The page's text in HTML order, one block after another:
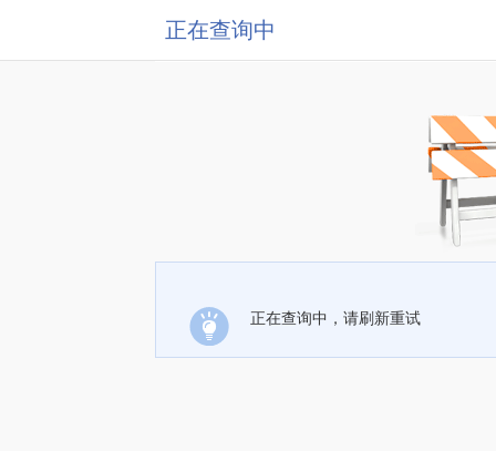
正在查询中
正在查询中，请刷新重试